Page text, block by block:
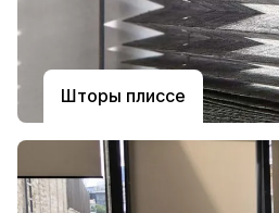
Шторы плиссе